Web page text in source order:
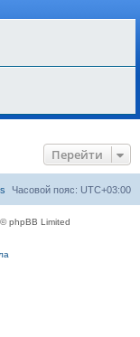
Перейти
Часовой пояс: UTC+03:00
phpBB Limited